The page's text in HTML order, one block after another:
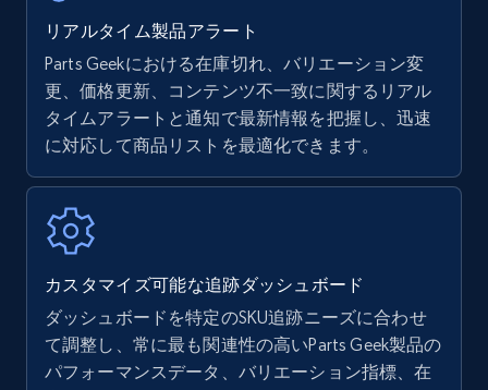
Amazon Reviews
URL, Product name, Product rating, Product
Author name, Asin, and more.
7.4K+
Walmart - products
リアルタイム製品アラート
Parts Geekにおける在庫切れ、バリエーション変
更、価格更新、コンテンツ不一致に関するリアル
タイムアラートと通知で最新情報を把握し、迅速
に対応して商品リストを最適化できます。
カスタマイズ可能な追跡ダッシュボード
ダッシュボードを特定のSKU追跡ニーズに合わせ
て調整し、常に最も関連性の高いParts Geek製品の
パフォーマンスデータ、バリエーション指標、在